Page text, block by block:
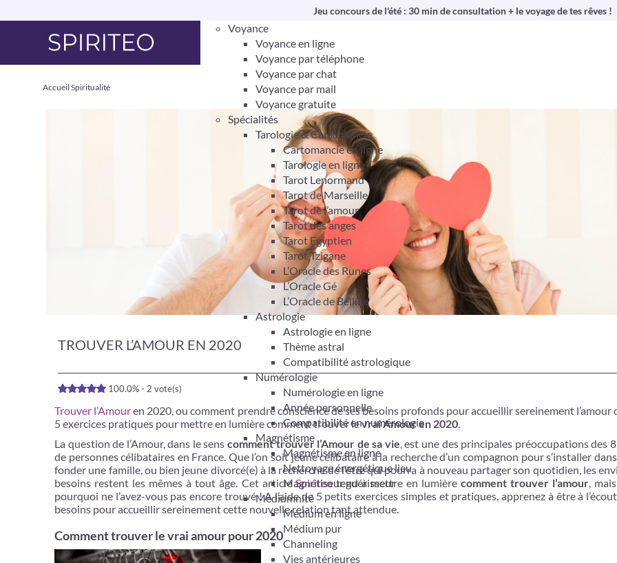
Jeu concours de l'été : 30 min de consultation + le voyage de tes rêves !
Voyance
Voyance en ligne
Voyance par téléphone
Voyance par chat
Voyance par mail
Voyance gratuite
Spécialités
Tarologie & Cartomancie
Cartomancie en ligne
Tarologie en ligne
Tarot Lenormand
Tarot de Marseille
Tarot de l’amour
Tarot des anges
Tarot Egyptien
Tarot Tzigane
L’Oracle des Runes
L’Oracle Gé
L’Oracle de Belline
Astrologie
Astrologie en ligne
Thème astral
Compatibilité astrologique
Numérologie
Numérologie en ligne
Année personnelle
Compatibilité en numérologie
Magnétisme
Magnétisme en ligne
Nettoyage énergétique lieu
Magnétiseur guérisseur
Médiumnité
Médium en ligne
Médium pur
Channeling
Vies antérieures
Accueil Spiritualité
TROUVER L’AMOUR EN 2020
100.0% - 2 vote(s)
Trouver l’Amouren 2020, ou comment prendre conscience de ses besoins profonds pour accueillir sereinement l’amour
5 exercices pratiques pour mettre en lumière comment trouver levrai Amour en 2020.
La question de l’Amour, dans le senscomment trouver l’Amour de sa vie, est une des principales préoccupations des
de personnes célibataires en France. Que l’on soit jeune célibataire à la recherche d’un compagnon pour s’installer
fonder une famille, ou bien jeune divorcé(e) à la recherche de l’être qui pourra à nouveau partager son quotidien, les
besoins restent les mêmes à tout âge. Cet articleSpiriteotend à mettre en lumièrecomment trouver l’amour,
pourquoi ne l’avez-vous pas encore trouvé ! A l’aide de 5 petits exercices simples et pratiques, apprenez à être à
besoins pour accueillir sereinement cette nouvelle relation tant attendue.
Comment trouver le vrai amour pour 2020